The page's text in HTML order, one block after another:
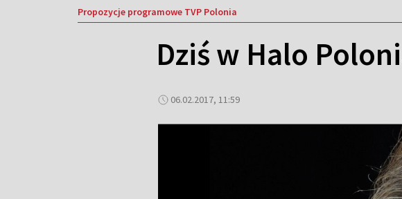
Propozycje programowe TVP Polonia
Dziś w Halo
06.02.2017, 11:59